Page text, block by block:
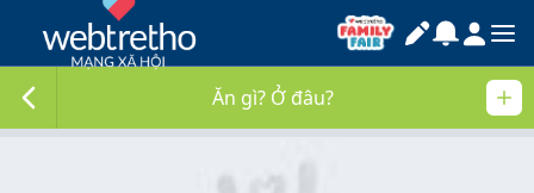
Ăn gì? Ở đâu?